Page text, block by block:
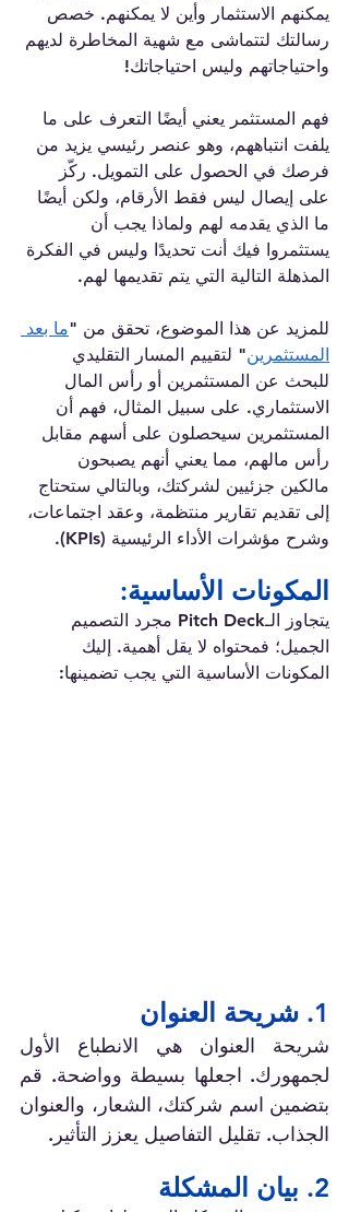
يمكنهم الاستثمار وأين لا يمكنهم. خصص
رسالتك لتتماشى مع شهية المخاطرة لديهم
واحتياجاتهم وليس احتياجاتك!
فهم المستثمر يعني أيضًا التعرف على ما
يلفت انتباههم، وهو عنصر رئيسي يزيد من
فرصك في الحصول على التمويل. ركّز
على إيصال ليس فقط الأرقام، ولكن أيضًا
ما الذي يقدمه لهم ولماذا يجب أن
يستثمروا فيك أنت تحديدًا وليس في الفكرة
المذهلة التالية التي يتم تقديمها لهم.
للمزيد عن هذا الموضوع، تحقق من "ما بعد
المستثمرين" لتقييم المسار التقليدي
للبحث عن المستثمرين أو رأس المال
الاستثماري. على سبيل المثال، فهم أن
المستثمرين سيحصلون على أسهم مقابل
رأس مالهم، مما يعني أنهم يصبحون
مالكين جزئيين لشركتك، وبالتالي ستحتاج
إلى تقديم تقارير منتظمة، وعقد اجتماعات،
وشرح مؤشرات الأداء الرئيسية (KPIs).
المكونات الأساسية:
يتجاوز الـPitch Deck مجرد التصميم
الجميل؛ فمحتواه لا يقل أهمية. إليك
المكونات الأساسية التي يجب تضمينها:
1. شريحة العنوان
الجذاب. تقليل التفاصيل يعزز التأثير.
2. بيان المشكلة